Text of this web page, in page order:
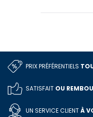
EZILY -
PRIX PRÉFÉRENTIELS
SATISFAIT OU
UN SERVICE CLIENTÀ